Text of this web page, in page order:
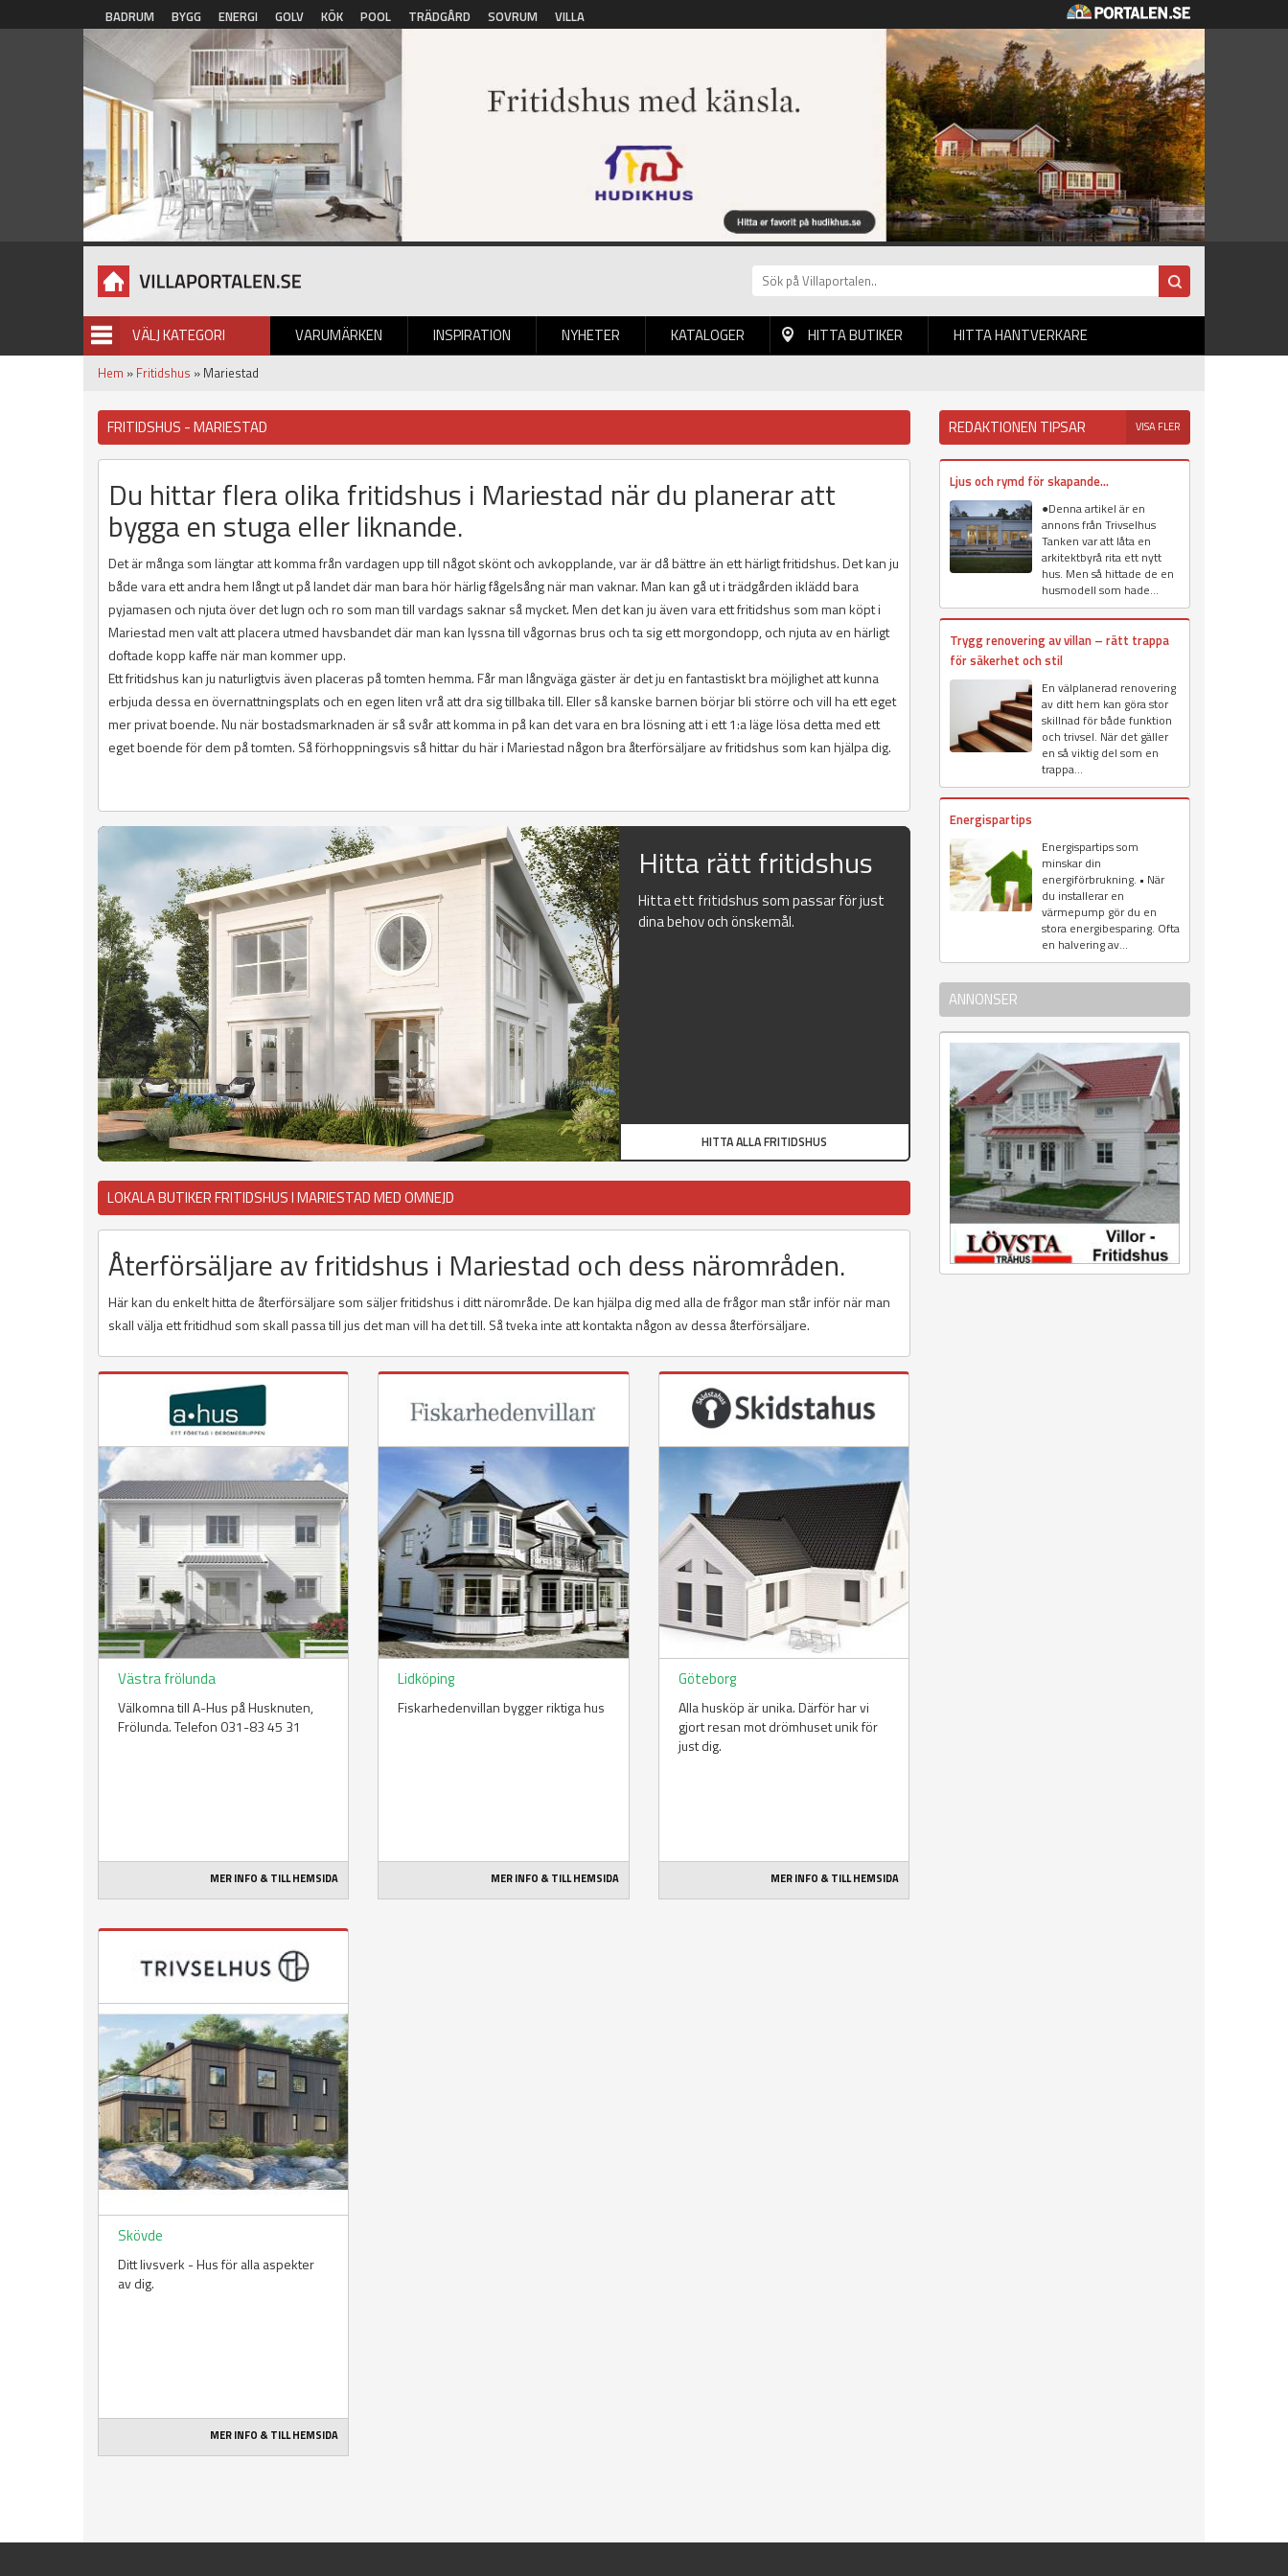
Hoppa till huvudinnehåll
BADRUM BYGG ENERGI GOLV KÖK POOL TRÄDGÅRD SOVRUM VILLA
VÄLJ KATEGORI VARUMÄRKEN INSPIRATION NYHETER
BILDGALLERI KATALOGER HITTA BUTIKER HITTA HANTVERKARE
Hem » Fritidshus » Mariestad
FRITIDSHUS - MARIESTAD
Du hittar flera olika fritidshus i Mariestad när du planerar att
bygga en stuga eller liknande.
Det är många som längtar att komma från vardagen upp till något skönt och avkopplande, var är då bättre än ett härligt fritidshus. Det kan ju
både vara ett andra hem långt ut på landet där man bara hör härlig fågelsång när man vaknar. Man kan gå ut i trädgården iklädd bara
pyjamasen och njuta över det lugn och ro som man till vardags saknar så mycket. Men det kan ju även vara ett fritidshus som man köpt i
Mariestad men valt att placera utmed havsbandet där man kan lyssna till vågornas brus och ta sig ett morgondopp, och njuta av en härligt
doftade kopp kaffe när man kommer upp.
Ett fritidshus kan ju naturligtvis även placeras på tomten hemma. Får man långväga gäster är det ju en fantastiskt bra möjlighet att kunna
erbjuda dessa en övernattningsplats och en egen liten vrå att dra sig tillbaka till. Eller så kanske barnen börjar bli större och vill ha ett eget
mer privat boende. Nu när bostadsmarknaden är så svår att komma in på kan det vara en bra lösning att i ett 1:a läge lösa detta med ett
eget boende för dem på tomten. Så förhoppningsvis så hittar du här i Mariestad någon bra återförsäljare av fritidshus som kan hjälpa dig.
Hitta rätt fritidshus
Hitta ett fritidshus som passar för just
dina behov och önskemål.
HITTA ALLA FRITIDSHUS
LOKALA BUTIKER FRITIDSHUS I MARIESTAD MED OMNEJD
Återförsäljare av fritidshus i Mariestad och dess närområden.
Här kan du enkelt hitta de återförsäljare som säljer fritidshus i ditt närområde. De kan hjälpa dig med alla de frågor man står inför när man
skall välja ett fritidhud som skall passa till jus det man vill ha det till. Så tveka inte att kontakta någon av dessa återförsäljare.
Västra frölunda
Välkomna till A-Hus på Husknuten,
Frölunda. Telefon 031-83 45 31
MER INFO & TILL HEMSIDA
Lidköping
Fiskarhedenvillan bygger riktiga hus
MER INFO & TILL HEMSIDA
Göteborg
Alla husköp är unika. Därför har vi
gjort resan mot drömhuset unik för
just dig.
MER INFO & TILL HEMSIDA
Skövde
Ditt livsverk - Hus för alla aspekter
av dig.
MER INFO & TILL HEMSIDA
REDAKTIONEN TIPSAR VISA FLER
Ljus och rymd för skapande...
●Denna artikel är en
annons från Trivselhus
Tanken var att låta en
arkitektbyrå rita ett nytt
hus. Men så hittade de en
husmodell som hade...
Trygg renovering av villan – rätt trappa
för säkerhet och stil
En välplanerad renovering
av ditt hem kan göra stor
skillnad för både funktion
och trivsel. När det gäller
en så viktig del som en
trappa...
Energispartips
Energispartips som
minskar din
energiförbrukning. • När
du installerar en
värmepump gör du en
stora energibesparing. Ofta
en halvering av...
ANNONSER